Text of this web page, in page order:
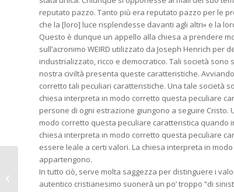
reputato pazzo. Tanto più era reputato pazzo per le
che la [loro] luce risplendesse davanti agli altri» e la
Questo è dunque un appello alla chiesa a prendere
sull’acronimo WEIRD utilizzato da Joseph Henrich
industrializzato, ricco e democratico. Tali società
nostra civiltà presenta queste caratteristiche.
corretto tali peculiari caratteristiche. Una tale società
chiesa interpreta in modo corretto questa peculiare
persone di ogni estrazione giungono a seguire
modo corretto questa peculiare caratteristica quando
chiesa interpreta in modo corretto questa peculiare
essere leale a certi valori. La chiesa interpreta in
appartengono.
In tutto ciò, serve molta saggezza per distinguere i
autentico cristianesimo suonerà un po’ troppo “di
A quelli del “rigetto”
non andatevene! 2/3